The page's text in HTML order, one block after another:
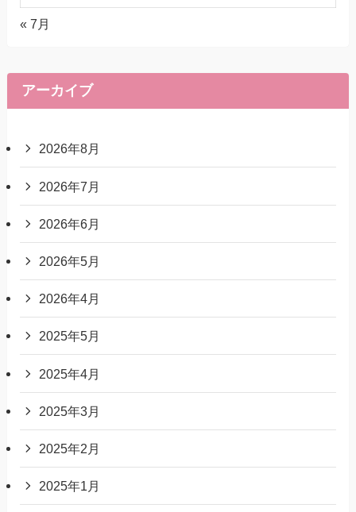
« 7月
アーカイブ
2026年8月
2026年7月
2026年6月
2026年5月
2026年4月
2025年5月
2025年4月
2025年3月
2025年2月
2025年1月